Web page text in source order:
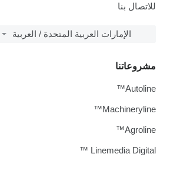
للاتصال بنا
الإمارات العربية المتحدة / العربية
مشروعاتنا
Autoline™
Machineryline™
Agroline™
Linemedia Digital ™